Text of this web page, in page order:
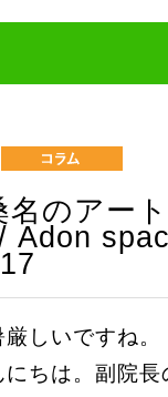
名のアー
Adon
しいですね。
にちは。副院長